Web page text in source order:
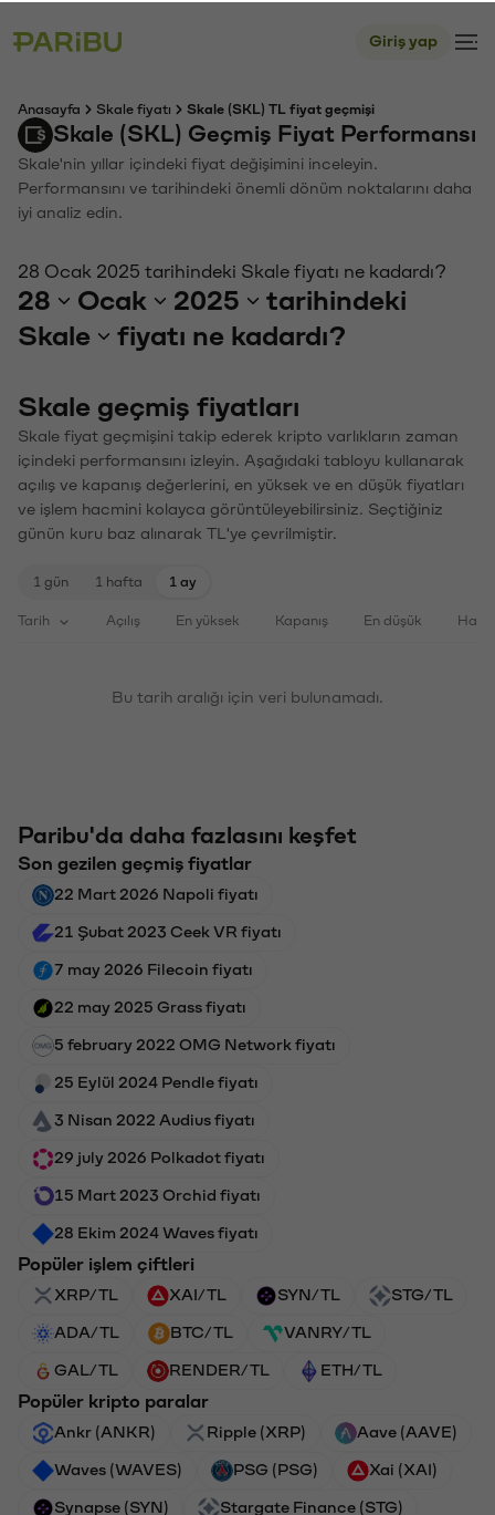
Giriş yap
Anasayfa Skale fiyatı Skale (SKL) TL fiyat geçmişi
Skale (SKL) Geçmiş Fiyat Performansı
Skale'nin yıllar içindeki fiyat değişimini inceleyin.
Performansını ve tarihindeki önemli dönüm noktalarını daha
iyi analiz edin.
28 Ocak 2025 tarihindeki Skale fiyatı ne kadardı?
28 Ocak 2025
tarihindeki
Skale
fiyatı ne kadardı?
Skale geçmiş fiyatları
Skale fiyat geçmişini takip ederek kripto varlıkların zaman
içindeki performansını izleyin. Aşağıdaki tabloyu kullanarak
açılış ve kapanış değerlerini, en yüksek ve en düşük fiyatları
ve işlem hacmini kolayca görüntüleyebilirsiniz. Seçtiğiniz
günün kuru baz alınarak TL'ye çevrilmiştir.
1 gün 1 hafta 1 ay
Tarih Açılış En yüksek Kapanış En düşük
Bu tarih aralığı için veri bulunamadı.
Paribu'da daha fazlasını keşfet
Son gezilen geçmiş fiyatlar
22 Mart 2026 Napoli fiyatı
21 Şubat 2023 Ceek VR fiyatı
7 may 2026 Filecoin fiyatı
22 may 2025 Grass fiyatı
5 february 2022 OMG Network fiyatı
25 Eylül 2024 Pendle fiyatı
3 Nisan 2022 Audius fiyatı
29 july 2026 Polkadot fiyatı
15 Mart 2023 Orchid fiyatı
28 Ekim 2024 Waves fiyatı
Popüler işlem çiftleri
XRP/TL XAI/TL SYN/TL STG/TL
ADA/TL BTC/TL VANRY/TL
GAL/TL RENDER/TL ETH/TL
Popüler kripto paralar
Ankr (ANKR) Ripple (XRP) Aave (AAVE)
Waves (WAVES) PSG (PSG) Xai (XAI)
Synapse (SYN) Stargate Finance (STG)